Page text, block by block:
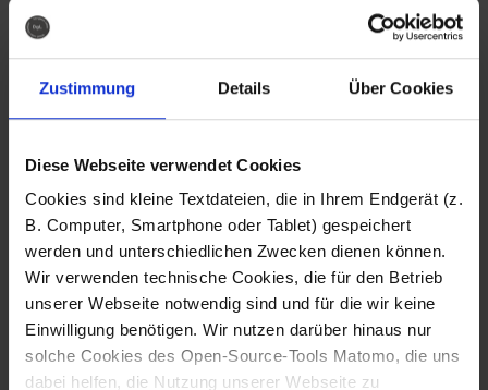
Zustimmung Details Über Cookies
Diese Webseite verwendet Cookies
Cookies sind kleine Textdateien, die in Ihrem Endgerät (z.
B. Computer, Smartphone oder Tablet) gespeichert
werden und unterschiedlichen Zwecken dienen können.
Wir verwenden technische Cookies, die für den Betrieb
unserer Webseite notwendig sind und für die wir keine
Einwilligung benötigen. Wir nutzen darüber hinaus nur
solche Cookies des Open-Source-Tools Matomo, die uns
dabei helfen, die Nutzung unserer Webseite zu
Fotografo: Lorenz
Sternbach
Download
Fotografo: Lorenz
Sternbach
Download